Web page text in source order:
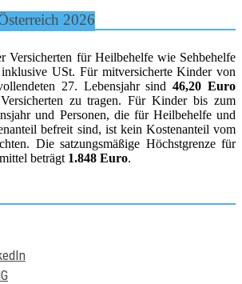
2026
Versicherten für Heilbehelfe wie Sehbehelfe
USt. Für mitversicherte Kinder von
27. Lebensjahr sind46,20 Euro
zu tragen. Für Kinder bis zum
und Personen, die für Heilbehelfe und
befreit sind, ist kein Kostenanteil vom
Die satzungsmäßige Höchstgrenze für
beträgt 1.848 Euro.